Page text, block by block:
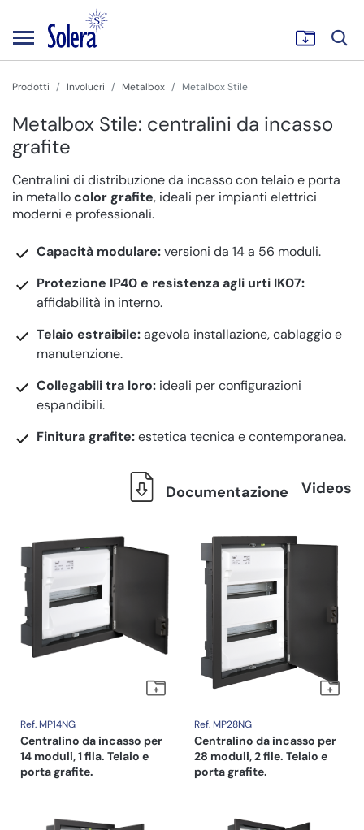
Prodotti Involucri Metalbox Metalbox Stile
Metalbox Stile: centralini da incasso
grafite
Centralini di distribuzione da incasso con telaio e porta
in metallocolor grafite, ideali per impianti elettrici
moderni e professionali.
Capacità modulare:versioni da 14 a 56 moduli.
Protezione IP40 e resistenza agli urti IK07:
affidabilità in interno.
Telaio estraibile:agevola installazione, cablaggio e
manutenzione.
Collegabili tra loro: ideali per configurazioni
espandibili.
Finitura grafite:estetica tecnica e contemporanea.
Documentazione Videos
Ref. MP14NG
Centralino da incasso per
14 moduli, 1 fila. Telaio e
porta grafite.
Ref. MP28NG
Centralino da incasso per
28 moduli, 2 file. Telaio e
porta grafite.